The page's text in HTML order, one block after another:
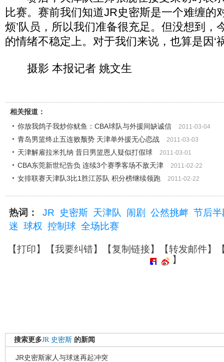
比赛。赛前我们知道JR史密斯是一个难缠的
烦’队员，所以我们准备很充足。但没想到，
的情绪不稳定上。对于我们来说，也算是因‘
摄影 本报记者 姚文生
相关报道：
你放我鸽子我炒你鱿鱼：CBA球队与外援间缺诚信
2011-03-04
青岛男篮终止五连败颓势 天津单外援无心恋战 2011-03-03
天津解雇拉米扎纳 昔日男篮恩人疑似打假球 2011-03-01
CBA东莞新世纪告负 连续3个赛季客场不敌天津 2011-02-22
女排联赛天津队3比1胜江苏队 积分榜继续领跑 2011-02-22
热词： JR 史密斯 天津队 闹剧 公然挑衅 节后半
迷 球权 控制球 全场比赛
【打印】【我要纠错】【复制链接】【转发邮件】
】
搜索更多JR 史密斯 的新闻
JR史密斯家人与球迷再起冲突